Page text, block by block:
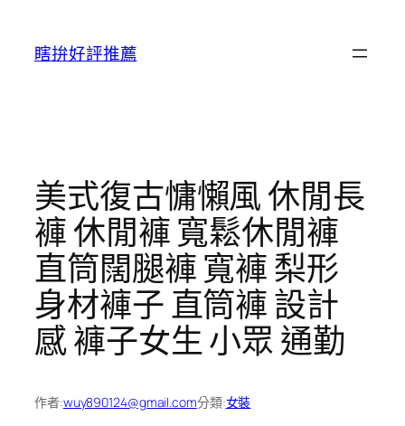
瞎拚好評推薦
美式復古慵懶風 休閒長
褲 休閒褲 寬鬆休閒褲
直筒闊腿褲 寬褲 梨形
身材褲子 直筒褲 設計
感 褲子女生 小眾 通勤
作者:wuy890124@gmail.com分類:女裝